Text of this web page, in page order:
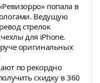
попала в
Ведущую
стрелок
для iPhone.
оригинальных
по рекордно
скидку в 360